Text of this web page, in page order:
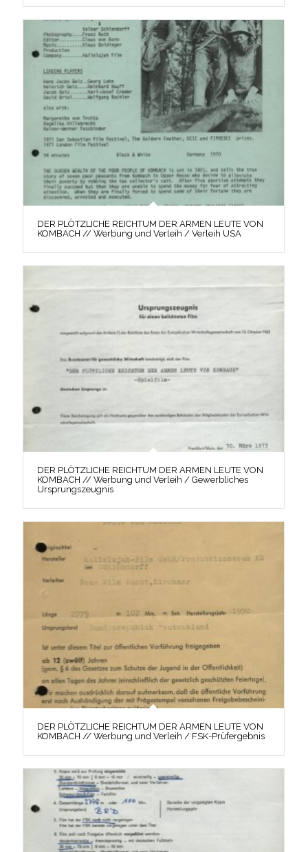
DER PLÖTZLICHE REICHTUM DER ARMEN LEUTE VON
KOMBACH // Werbung und Verleih / Verleih USA
DER PLÖTZLICHE REICHTUM DER ARMEN LEUTE VON
KOMBACH // Werbung und Verleih / Gewerbliches
Ursprungszeugnis
DER PLÖTZLICHE REICHTUM DER ARMEN LEUTE VON
KOMBACH // Werbung und Verleih / FSK-Prüfergebnis